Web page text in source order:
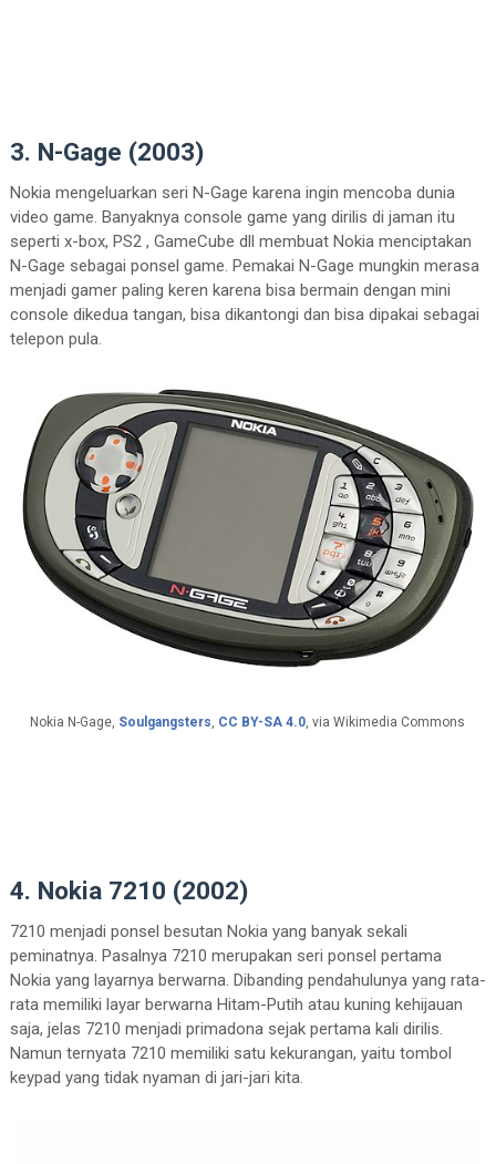
3. N-Gage (2003)
Nokia mengeluarkan seri N-Gage karena ingin mencoba dunia
video game. Banyaknya console game yang dirilis di jaman itu
seperti x-box, PS2 , GameCube dll membuat Nokia menciptakan
N-Gage sebagai ponsel game. Pemakai N-Gage mungkin merasa
menjadi gamer paling keren karena bisa bermain dengan mini
console dikedua tangan, bisa dikantongi dan bisa dipakai sebagai
telepon pula.
Nokia N-Gage, Soulgangsters, CC BY-SA 4.0, via Wikimedia Commons
4. Nokia 7210 (2002)
7210 menjadi ponsel besutan Nokia yang banyak sekali
peminatnya. Pasalnya 7210 merupakan seri ponsel pertama
Nokia yang layarnya berwarna. Dibanding pendahulunya yang rata-
rata memiliki layar berwarna Hitam-Putih atau kuning kehijauan
saja, jelas 7210 menjadi primadona sejak pertama kali dirilis.
Namun ternyata 7210 memiliki satu kekurangan, yaitu tombol
keypad yang tidak nyaman di jari-jari kita.